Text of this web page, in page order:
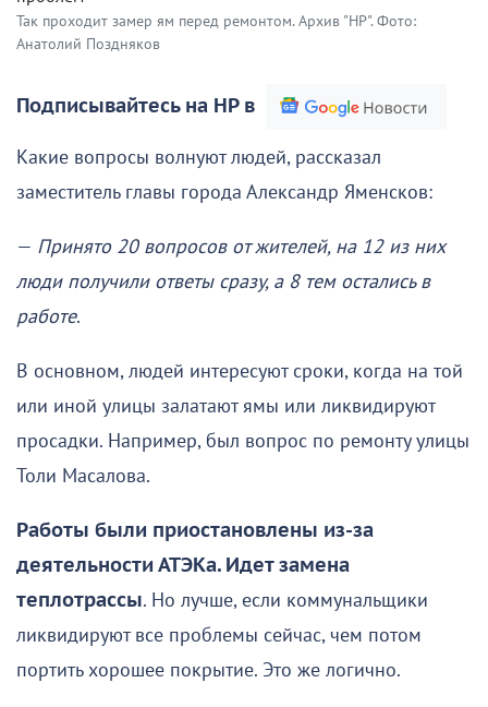
Так проходит замер ям перед ремонтом. Архив "НР". Фото:
Анатолий Поздняков
Подписывайтесь на НР в
Какие вопросы волнуют людей, рассказал
заместитель главы города Александр Яменсков:
— Принято 20 вопросов от жителей, на 12 из них
люди получили ответы сразу, а 8 тем остались в
работе.
В основном, людей интересуют сроки, когда на той
или иной улицы залатают ямы или ликвидируют
просадки. Например, был вопрос по ремонту улицы
Толи Масалова.
Работы были приостановлены из-за
деятельности АТЭКа. Идет замена
теплотрассы. Но лучше, если коммунальщики
ликвидируют все проблемы сейчас, чем потом
портить хорошее покрытие. Это же логично.